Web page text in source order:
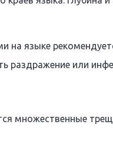
на языке
раздражение или
множественные